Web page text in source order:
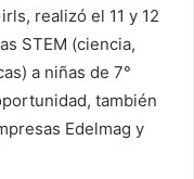
realizó el 11 y 12
STEM (ciencia,
a niñas de 7°
también
Edelmag y